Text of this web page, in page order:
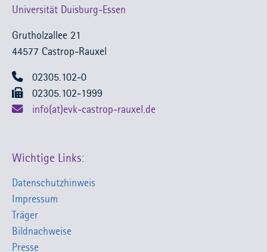
Universität Duisburg-Essen
Grutholzallee 21
44577 Castrop-Rauxel
02305.102-0
02305.102-1999
info(at)evk-castrop-rauxel.de
Wichtige Links:
Datenschutzhinweis
Impressum
Träger
Bildnachweise
Presse